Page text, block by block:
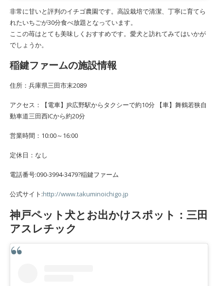
非常に甘いと評判のイチゴ農園です。高設栽培で清潔、丁寧に育てら
れたいちごが30分食べ放題となっています。
ここの苺はとても美味しくおすすめです。愛犬と訪れてみてはいかが
でしょうか。
稲鍵ファームの施設情報
住所：兵庫県三田市末2089
アクセス：【電車】JR広野駅からタクシーで約10分 【車】舞鶴若狭自
動車道三田西ICから約20分
営業時間：10:00～16:00
定休日：なし
電話番号:090-3994-3479?稲鍵ファーム
公式サイト:http://www.takuminoichigo.jp
神戸ペット犬とお出かけスポット：三田
アスレチック